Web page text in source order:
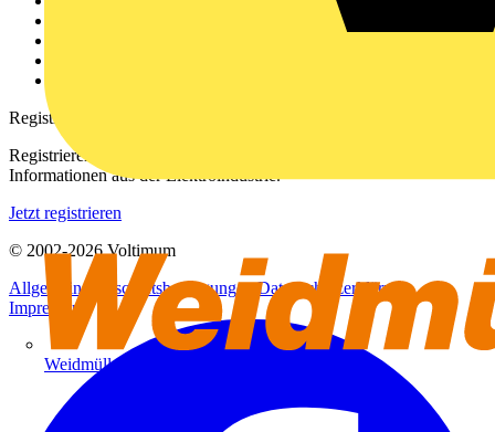
Weidmüller
Registrierung
Registrieren Sie sich kostenlos und erhalten Sie stets aktuelle
Informationen aus der Elektroindustrie.
Jetzt registrieren
© 2002-2026Voltimum
Allgemeine GeschäftsbedingungenDatenschutzerklärung
Impressum